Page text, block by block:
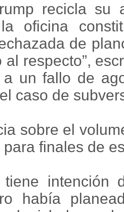
recicla su
oficina
de
al respecto”,
a un fallo de
caso de
sobre el
finales de
tiene intención
había